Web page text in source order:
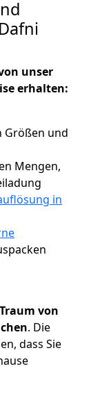
unser
erhalten:
Größen und
Mengen,
in
von
. Die
dass Sie